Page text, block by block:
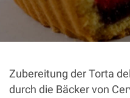
Zubereitung der Torta
durch die Bäcker von